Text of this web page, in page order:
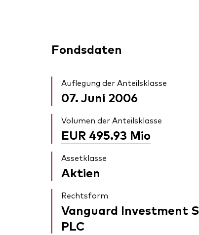
Fondsdaten
Auflegung der Anteilsklasse
07. Juni 2006
Volumen der Anteilsklasse
EUR 495.93 Mio
Assetklasse
Aktien
Rechtsform
Vanguard Investment
PLC